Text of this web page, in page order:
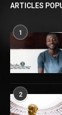
ARTICLES
1
2